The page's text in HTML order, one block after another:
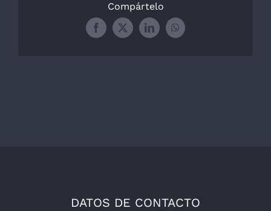
Compártelo
Facebook
X LinkedInWhatsApp
DATOS DE CONTACTO